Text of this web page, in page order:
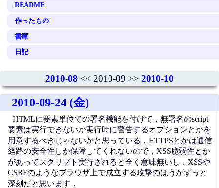
README
作ったもの
書庫
日記
2010-08 << 2010-09 >> 2010-10
2010-09-24 (金)
HTMLに要素単位での署名機能を付けて，無署名のscript
要素は実行できないか実行時に警告するオプションとかを
用意するべきじゃないかと思っている．HTTPSとかは通信
経路の安全性しか保障してくれないので，XSS脆弱性とか
があってスクリプト実行されると全く意味無いし．XSSや
CSRFのようなブラウザ上で成立する攻撃のほうがずっと
深刻だと思います．